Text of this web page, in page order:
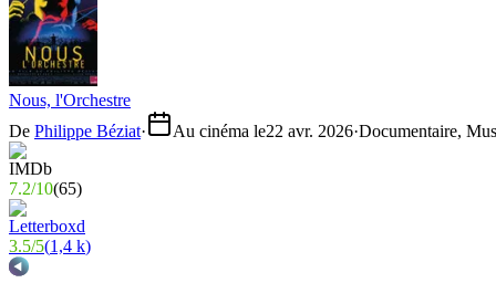
Nous, l'Orchestre
De Philippe Béziat· Au cinéma le22 avr. 2026·Documentaire,
7.2/10(65)
3.5/5(1,4 k)